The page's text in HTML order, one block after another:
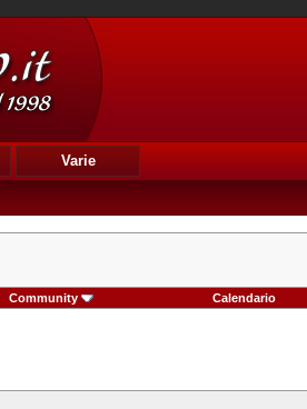
Varie
Community Calendario